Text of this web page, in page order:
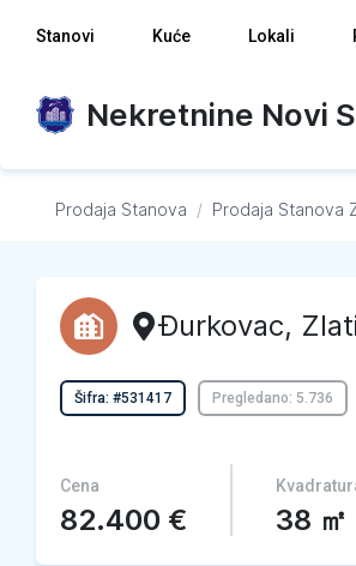
Stanovi Kuće Lokali
Nekretnine Novi
Prodaja Stanova / Prodaja Stanova
Đurkovac,
Šifra: #531417 Pregledano: 5.736
Cena
82.400 € 38 ㎡